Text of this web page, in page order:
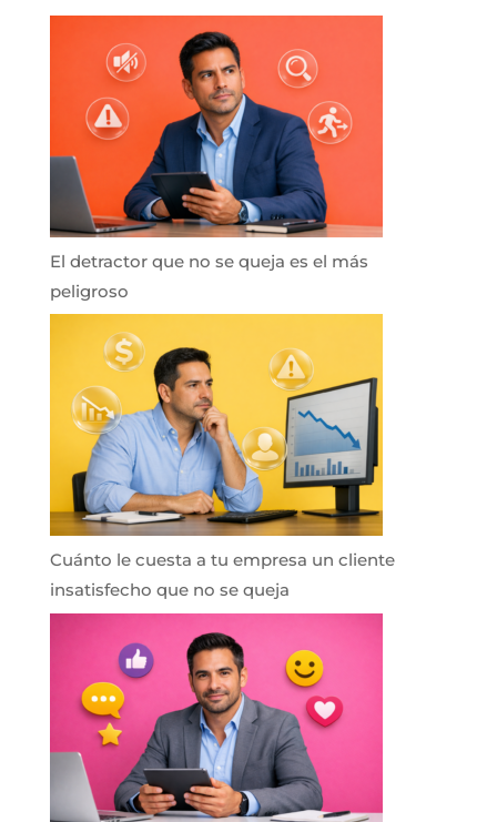
El detractor que no se queja es el más
peligroso
Cuánto le cuesta a tu empresa un cliente
insatisfecho que no se queja